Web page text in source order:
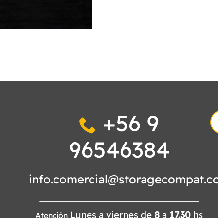
+56 9
96546384
Atención Lunes a viernes de 8 a 17.30 hs